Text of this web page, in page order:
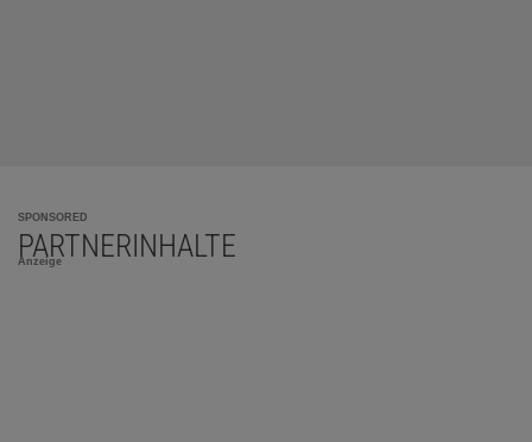
SPONSORED
PARTNERINHALTE
Anzeige